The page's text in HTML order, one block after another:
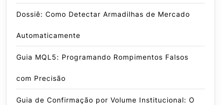
Dossiê: Como Detectar Armadilhas de Mercado
Automaticamente
Guia MQL5: Programando Rompimentos Falsos
com Precisão
Guia de Confirmação por Volume Institucional: O